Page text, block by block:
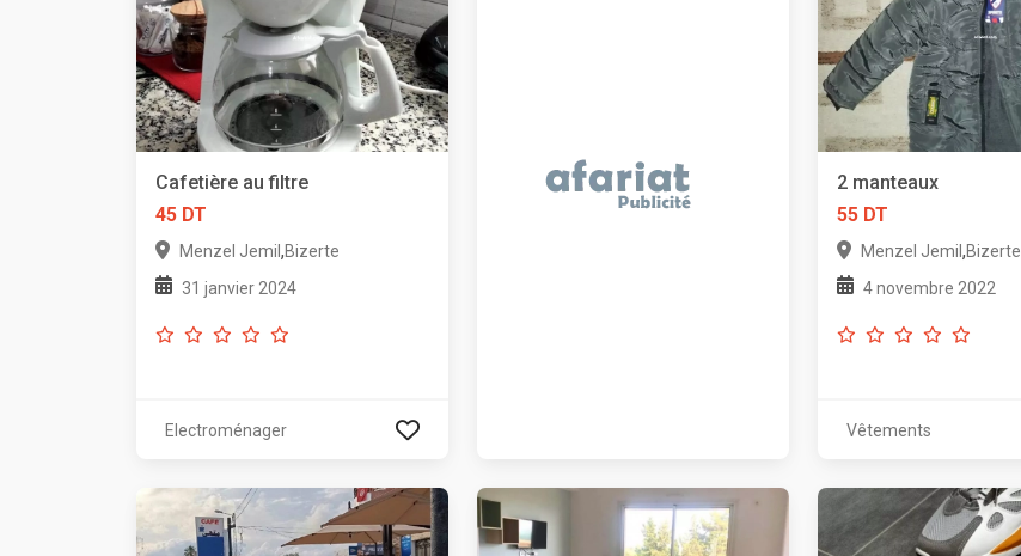
Cafetière au filtre
45 DT
Menzel Jemil ,Bizerte
31 janvier 2024
Electroménager
2 manteaux
55 DT
Menzel Jemil ,Bizerte
4 novembre 2022
Vêtements